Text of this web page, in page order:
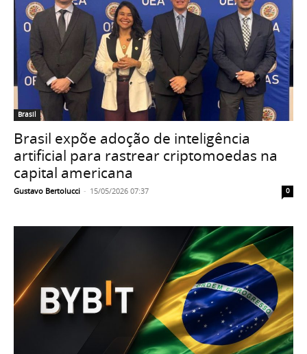
Brasil
Brasil expõe adoção de inteligência
artificial para rastrear criptomoedas na
capital americana
Gustavo Bertolucci - 15/05/2026 07:37 0